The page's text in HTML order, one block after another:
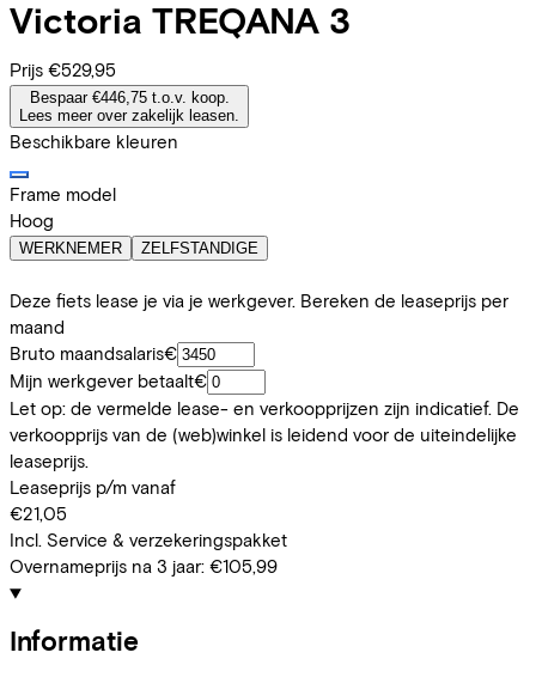
Victoria TREQANA 3
Prijs €529,95
Bespaar €446,75 t.o.v. koop.
Lees meer over zakelijk leasen.
Beschikbare kleuren
Frame model
Hoog
WERKNEMER ZELFSTANDIGE
Deze fiets lease je via je werkgever. Bereken de leaseprijs per
maand
Bruto maandsalaris€
Mijn werkgever betaalt€
Let op: de vermelde lease- en verkoopprijzen zijn indicatief. De
verkoopprijs van de (web)winkel is leidend voor de uiteindelijke
leaseprijs.
Leaseprijs p/m vanaf
€21,05
Incl. Service & verzekeringspakket
Overnameprijs na 3 jaar: €105,99
Informatie